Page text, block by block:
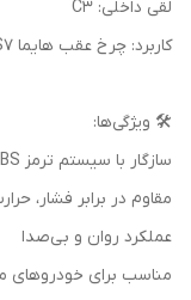
لقی داخلی: C3
کاربرد: چرخ عقب هایما S7
🛠 ویژگی‌ها:
سازگار با سیستم ترمز ABS
مقاوم در برابر فشار،
عملکرد روان و بی‌صدا
مناسب برای خودروهای